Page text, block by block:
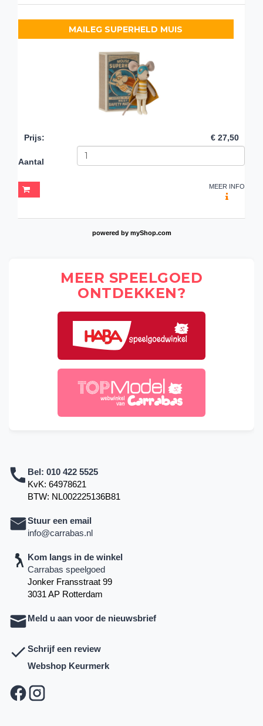
MAILEG SUPERHELD MUIS
Prijs: € 27,50
Aantal
MEER INFO
powered by myShop.com
MEER SPEELGOED
ONTDEKKEN?
Bel: 010 422 5525
KvK: 64978621
BTW: NL002225136B81
Stuur een email
info@carrabas.nl
Kom langs in de winkel
Carrabas speelgoed
Jonker Fransstraat 99
3031 AP Rotterdam
Meld u aan voor de nieuwsbrief
Schrijf een review
Webshop Keurmerk